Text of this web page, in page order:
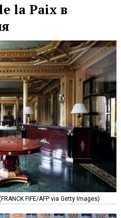
la Paix в
FIFE/AFP via Getty Images)